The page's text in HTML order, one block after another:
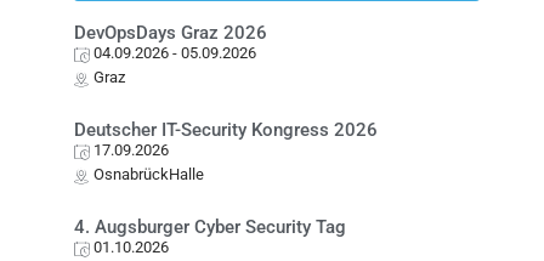
DevOpsDays Graz 2026
04.09.2026- 05.09.2026
Graz
Deutscher IT-Security Kongress 2026
17.09.2026
OsnabrückHalle
4. Augsburger Cyber Security Tag
01.10.2026